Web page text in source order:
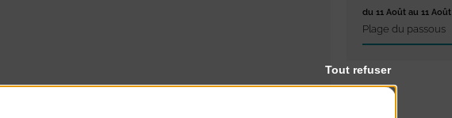
du 11 Août au 11 Août
Plage du passous
Tout refuser